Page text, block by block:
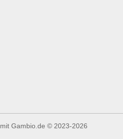
mit Gambio.de © 2023-2026